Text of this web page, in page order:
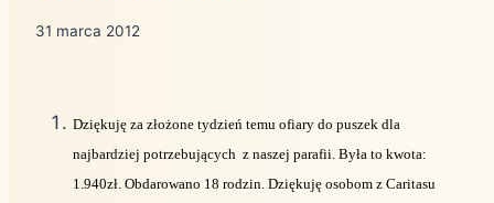
31 marca 2012
Dziękuję za złożone tydzień temu ofiary do puszek dla
najbardziej potrzebujących z naszej parafii. Była to kwota:
1.940zł. Obdarowano 18 rodzin. Dziękuję osobom z Caritasu